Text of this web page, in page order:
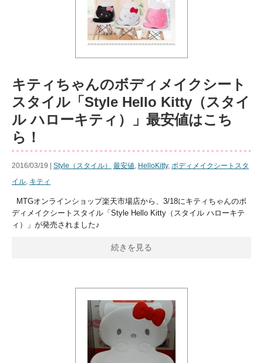
キティちゃんのボディメイクシート
スタイル「Style Hello Kitty（スタイ
ル ハローキティ）」最安値はこち
ら！
2016/03/19 | Style（スタイル） 最安値, HelloKitty, ボディメイクシートスタ
イル, キティ
MTGオンラインショップ楽天市場店から、3/18にキティちゃんのボ
ディメイクシートスタイル「Style Hello Kitty（スタイル ハローキテ
ィ）」が発売されました♪
続きを見る